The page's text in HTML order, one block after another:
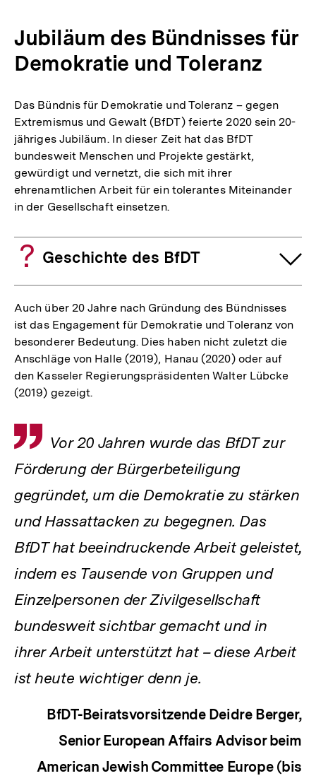
Jubiläum des Bündnisses für
Demokratie und Toleranz
Das Bündnis für Demokratie und Toleranz – gegen
Extremismus und Gewalt (BfDT) feierte 2020 sein 20-
jähriges Jubiläum. In dieser Zeit hat das BfDT
bundesweit Menschen und Projekte gestärkt,
gewürdigt und vernetzt, die sich mit ihrer
ehrenamtlichen Arbeit für ein tolerantes Miteinander
in der Gesellschaft einsetzen.
Geschichte des BfDT
Auch über 20 Jahre nach Gründung des Bündnisses
ist das Engagement für Demokratie und Toleranz von
besonderer Bedeutung. Dies haben nicht zuletzt die
Anschläge von Halle (2019), Hanau (2020) oder auf
den Kasseler Regierungspräsidenten Walter Lübcke
(2019) gezeigt.
überspringen
Zitat Vor 20 Jahren wurde das BfDT zur
Förderung der Bürgerbeteiligung
gegründet, um die Demokratie zu stärken
und Hassattacken zu begegnen. Das
BfDT hat beeindruckende Arbeit geleistet,
indem es Tausende von Gruppen und
Einzelpersonen der Zivilgesellschaft
bundesweit sichtbar gemacht und in
ihrer Arbeit unterstützt hat – diese Arbeit
ist heute wichtiger denn je.
BfDT-Beiratsvorsitzende Deidre Berger,
Senior European Affairs Advisor beim
American Jewish Committee Europe (bis